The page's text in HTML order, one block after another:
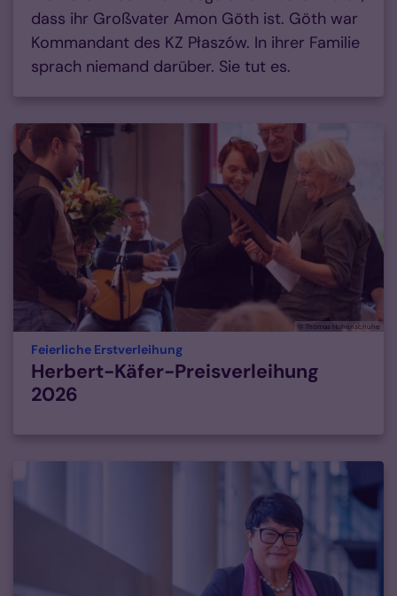
dass ihr Großvater Amon Göth ist. Göth war
Kommandant des KZ Płaszów. In ihrer Familie
sprach niemand darüber. Sie tut es.
© Thomas Hohenschuhe
Feierliche Erstverleihung:
Herbert-Käfer-Preisverleihung
2026